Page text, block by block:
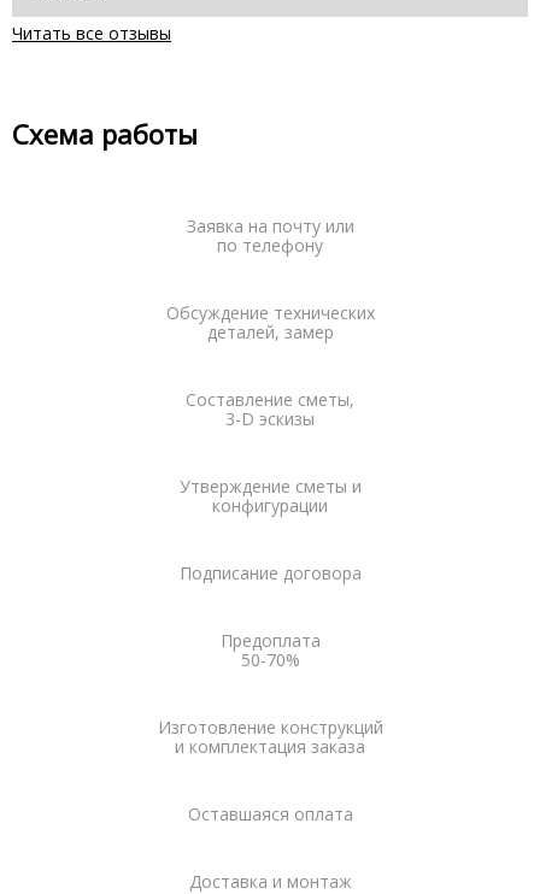
Читать все отзывы
Схема работы
Заявка на почту или
по телефону
Обсуждение технических
деталей, замер
Составление сметы,
3-D эскизы
Утверждение сметы и
конфигурации
Подписание договора
Предоплата
50-70%
Изготовление конструкций
и комплектация заказа
Оставшаяся оплата
Доставка и монтаж